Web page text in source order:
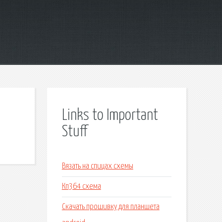
Links to Important
Stuff
Вязать на спицах схемы
Кп364 схема
Скачать прошивку для планшета